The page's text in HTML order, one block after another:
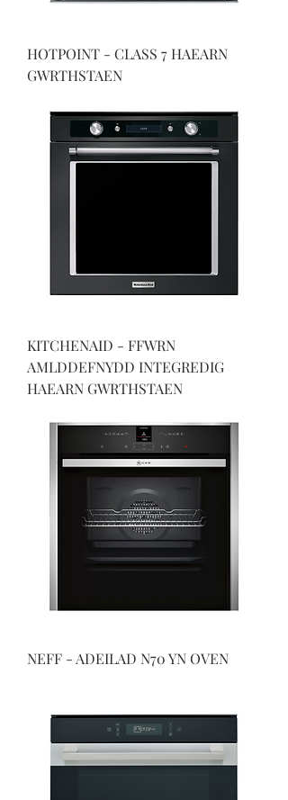
HOTPOINT - CLASS 7 HAEARN
GWRTHSTAEN
KITCHENAID - FFWRN
AMLDDEFNYDD INTEGREDIG
HAEARN GWRTHSTAEN
NEFF - ADEILAD N70 YN OVEN